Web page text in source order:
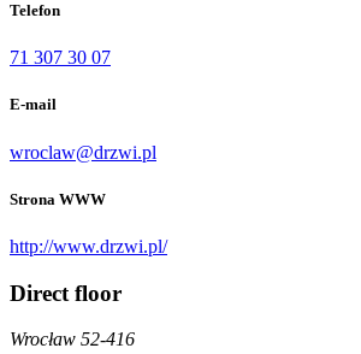
Telefon
71 307 30 07
E-mail
wroclaw@drzwi.pl
Strona WWW
http://www.drzwi.pl/
Direct floor
Wrocław 52-416